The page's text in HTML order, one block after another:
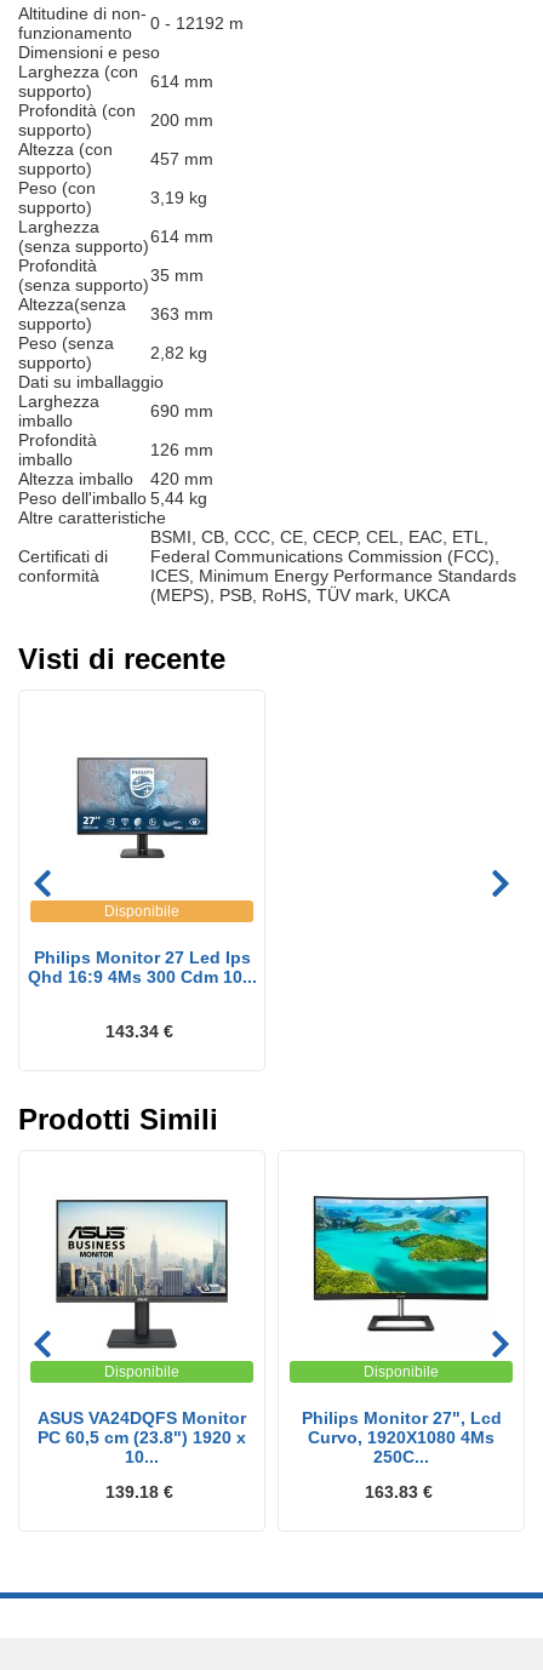
Altitudine di non-
funzionamento
0 - 12192 m
Dimensioni e peso
Larghezza (con
supporto)
614 mm
Profondità (con
supporto)
200 mm
Altezza (con
supporto)
457 mm
Peso (con
supporto)
3,19 kg
Larghezza
(senza supporto)614 mm
Profondità
(senza supporto)35 mm
Altezza(senza
supporto)
363 mm
Peso (senza
supporto)
2,82 kg
Dati su imballaggio
Larghezza
imballo
690 mm
Profondità
imballo
126 mm
Altezza imballo
420 mm
Peso dell'imballo5,44 kg
Altre caratteristiche
Certificati di
conformità
BSMI, CB, CCC, CE, CECP, CEL, EAC, ETL,
Federal Communications Commission (FCC),
ICES, Minimum Energy Performance Standards
(MEPS), PSB, RoHS, TÜV mark, UKCA
Visti di recente
Disponibile
Philips Monitor 27 Led Ips
Qhd 16:9 4Ms 300 Cdm 10...
143.34 €
Prodotti Simili
Disponibile
ASUS VA24DQFS Monitor
PC 60,5 cm (23.8") 1920 x
10...
139.18 €
Disponibile
Philips Monitor 27", Lcd
Curvo, 1920X1080 4Ms
250C...
163.83 €